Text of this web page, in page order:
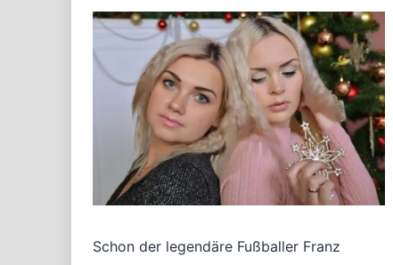
Schon der legendäre Fußballer Franz